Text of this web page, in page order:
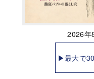
2026年
▶最大で